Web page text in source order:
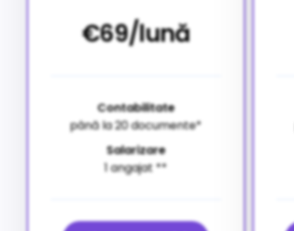
€69/lună
Contabilitate
până la 20 documente*
Salarizare
1 angajat**